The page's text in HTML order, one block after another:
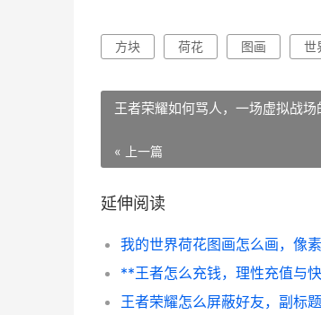
方块 荷花 图画 世
王者荣耀如何骂人，一场虚拟战场
« 上一篇
延伸阅读
我的世界荷花图画怎么画，像
**王者怎么充钱，理性充值与